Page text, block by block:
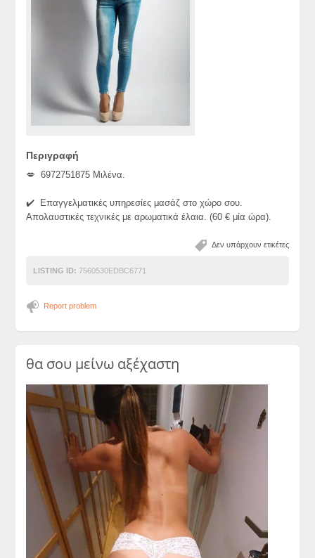
Περιγραφή
💋 6972751875 Μιλένα.
✔️ Επαγγελματικές υπηρεσίες μασάζ στο χώρο σου.
Απολαυστικές τεχνικές με αρωματικά έλαια. (60 € μία ώρα).
Δεν υπάρχουν ετικέτες
LISTING ID: 7560530EDBC6771
Report problem
θα σου μείνω αξέχαστη